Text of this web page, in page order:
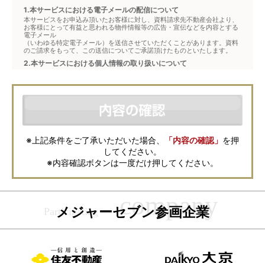
1.本サービスにおける電子メールの配信について
本サービスをお申込み頂いたお客様に対し、資料請求先不動産会社より、
お客様にとって有益と思われる物件情報等の広告・宣伝などを内容とする
電子メール
（いわゆる特定電子メール）を送信させていただくことがあります。資料
のご請求をもって、この送信についてご承諾頂けたものといたします。
2.本サービスにおける個人情報の取り扱いについて
本フォームからお客様が記入・登録された個人情報は、ダイレクトメール
などの資料送付・電子メールの送信・電話連絡などの目的で資料請求先不
動産会社が利用・保管します。資料請求先不動産会社が保管する個人情報
の取扱いについては、各不動産会社に直接お問合せください。
また、上記とは別にメジャーセブンでは本サービスを円滑に運用するため
に、お客様の個人情報をサービスご利用の控えとして一定期間保管いたし
ます。 ご記入の内容が不明瞭で資料をお送りできない場合、その他当社が
本サービスを円滑に運用するために必要な範囲において、直接メジャーセ
ブンから確認のご連絡をさせていただくことがありますので、あらかじめ
ご了承ください。
メジャーセブンの個人情報の取扱い方針についてはこちらをご覧くださ
※上記条件をご了承いただいた場合、 「内容の確認」 を押
してください。
※内容確認ボタンは一度だけ押してください。
メジャーセブン参画企業